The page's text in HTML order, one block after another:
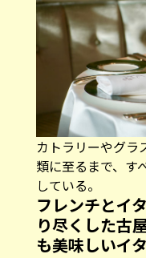
カトラリーやグラ
類に至るまで、す
している。
フレンチとイ
り尽くした古
も美味しいイ